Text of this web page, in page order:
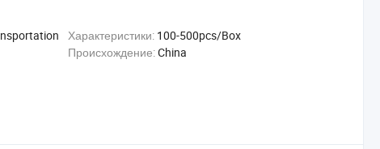
Характеристики: 100-500pcs/Box
Происхождение:China